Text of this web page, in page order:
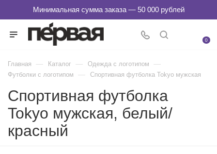
0
Главная — Каталог — Одежда с логотипом —
Футболки с логотипом — Спортивная футболка Tokyo мужская
Спортивная футболка
Tokyo мужская, белый/
красный